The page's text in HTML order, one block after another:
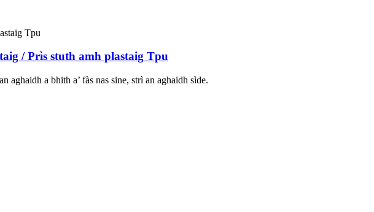
/ Prìs stuth amh plastaig Tpu
aghaidh a bhith a’ fàs nas sine, strì an aghaidh sìde.